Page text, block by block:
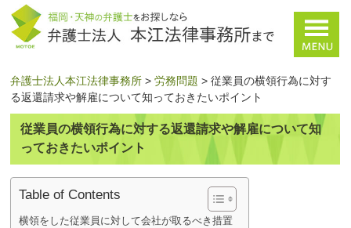
弁護士法人本江法律事務所 >労務問題 >従業員の横領行為に対す
る返還請求や解雇について知っておきたいポイント
従業員の横領行為に対する返還請求や解雇について知
っておきたいポイント
Table of Contents
横領をした従業員に対して会社が取るべき措置